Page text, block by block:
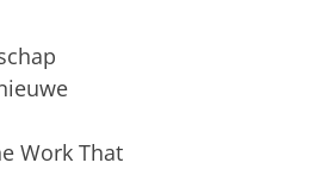
Work That